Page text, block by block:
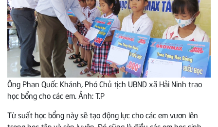
Ông Phan Quốc Khánh, Phó Chủ tịch UBND xã Hải Ninh trao
học bổng cho các em. Ảnh: T.P
Từ suất học bổng này sẽ tạo động lực cho các em vươn lên